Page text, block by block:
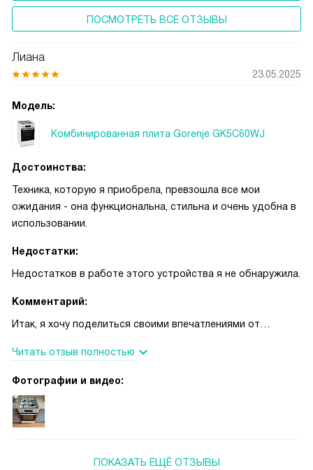
ПОСМОТРЕТЬ ВСЕ ОТЗЫВЫ
Лиана
23.05.2025
Модель:
Комбинированная плита Gorenje GK5C60WJ
Достоинства:
Техника, которую я приобрела, превзошла все мои
ожидания - она функциональна, стильна и очень удобна в
использовании.
Недостатки:
Недостатков в работе этого устройства я не обнаружила.
Комментарий:
Итак, я хочу поделиться своими впечатлениями от
поразило, насколько она удобна и функциональна.
Варочная поверхность газовая, что для меня было важно,
электрический, что добавляет возможностей для
приготовления разнообразных блюд.
Мне очень нравится, что в этой модели есть внутреннее
Читать отзыв полностью
Фотографии и видео:
ПОКАЗАТЬ ЕЩЁ ОТЗЫВЫ